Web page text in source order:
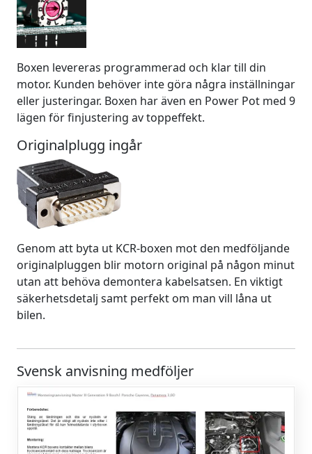
Boxen levereras programmerad och klar till din
motor. Kunden behöver inte göra några inställningar
eller justeringar. Boxen har även en Power Pot med 9
lägen för finjustering av toppeffekt.
Originalplugg ingår
Genom att byta ut KCR-boxen mot den medföljande
originalpluggen blir motorn original på någon minut
utan att behöva demontera kabelsatsen. En viktigt
säkerhetsdetalj samt perfekt om man vill låna ut
bilen.
Svensk anvisning medföljer